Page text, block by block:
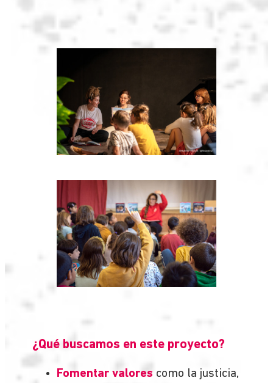
¿Qué buscamos en este proyecto?
Fomentar valores como la justicia,